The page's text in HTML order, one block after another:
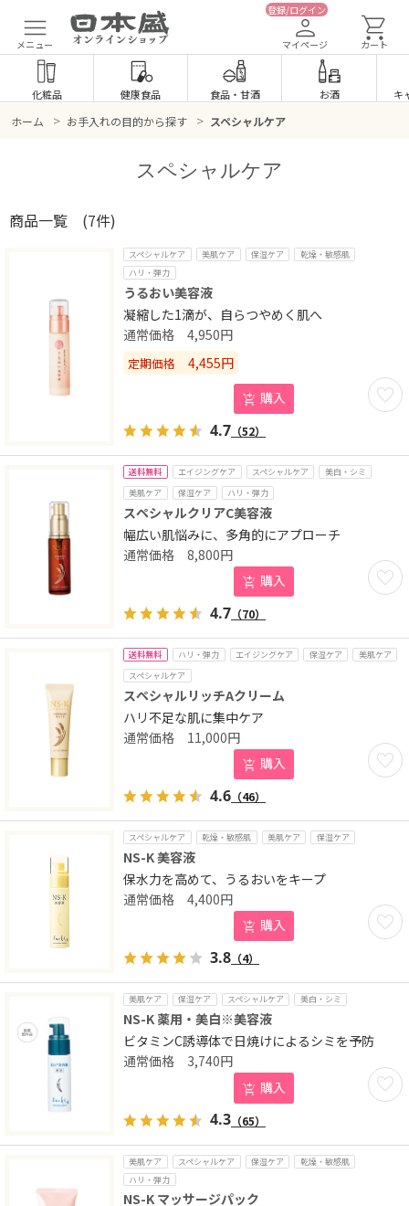
メニュー
登録/ログイン
マイページ カート
化粧品 健康食品 食品・ 甘酒 お酒 キ
ホーム > お手入れの目的から探す > スペシャルケア
スペシャルケア
商品一覧 (7件)
スペシャルケア 美肌ケア 保湿ケア
乾燥・敏感肌
ハリ・弾力
うるおい美容液
凝縮した1滴が、自らつやめく肌へ
お気
4,950円
定期価格 4,455円
購入
4.7 （52）
送料無料 エイジングケア スペシャルケア
美白・シミ
美肌ケア
保湿ケア ハリ・弾力
スペシャルクリアC美容液
幅広い肌悩みに、多角的にアプローチ
お気
8,800円
購入
4.7 （70）
送料無料 ハリ・弾力 エイジングケア 保湿ケア
美肌ケア
スペシャルケア
スペシャルリッチAクリーム
ハリ不足な肌に集中ケア
お気
11,000円
購入
4.6 （46）
スペシャルケア 乾燥・敏感肌 美肌ケア 保湿ケア
NS-K 美容液
保水力を高めて、うるおいをキープ
お気
4,400円
購入
3.8 （4）
美肌ケア 保湿ケア スペシャルケア 美白・シミ
NS-K 薬用・美白※美容液
ビタミンC誘導体で日焼けによるシミを予防
お気
3,740円
購入
4.3 （65）
美肌ケア スペシャルケア 保湿ケア
乾燥・敏感肌
ハリ・弾力
NS-K マッサージパック